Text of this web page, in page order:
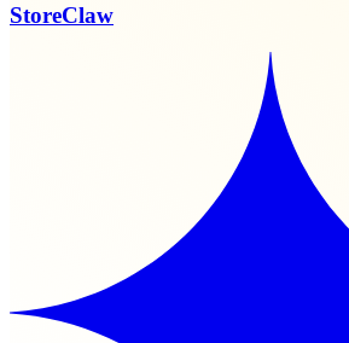
StoreClaw